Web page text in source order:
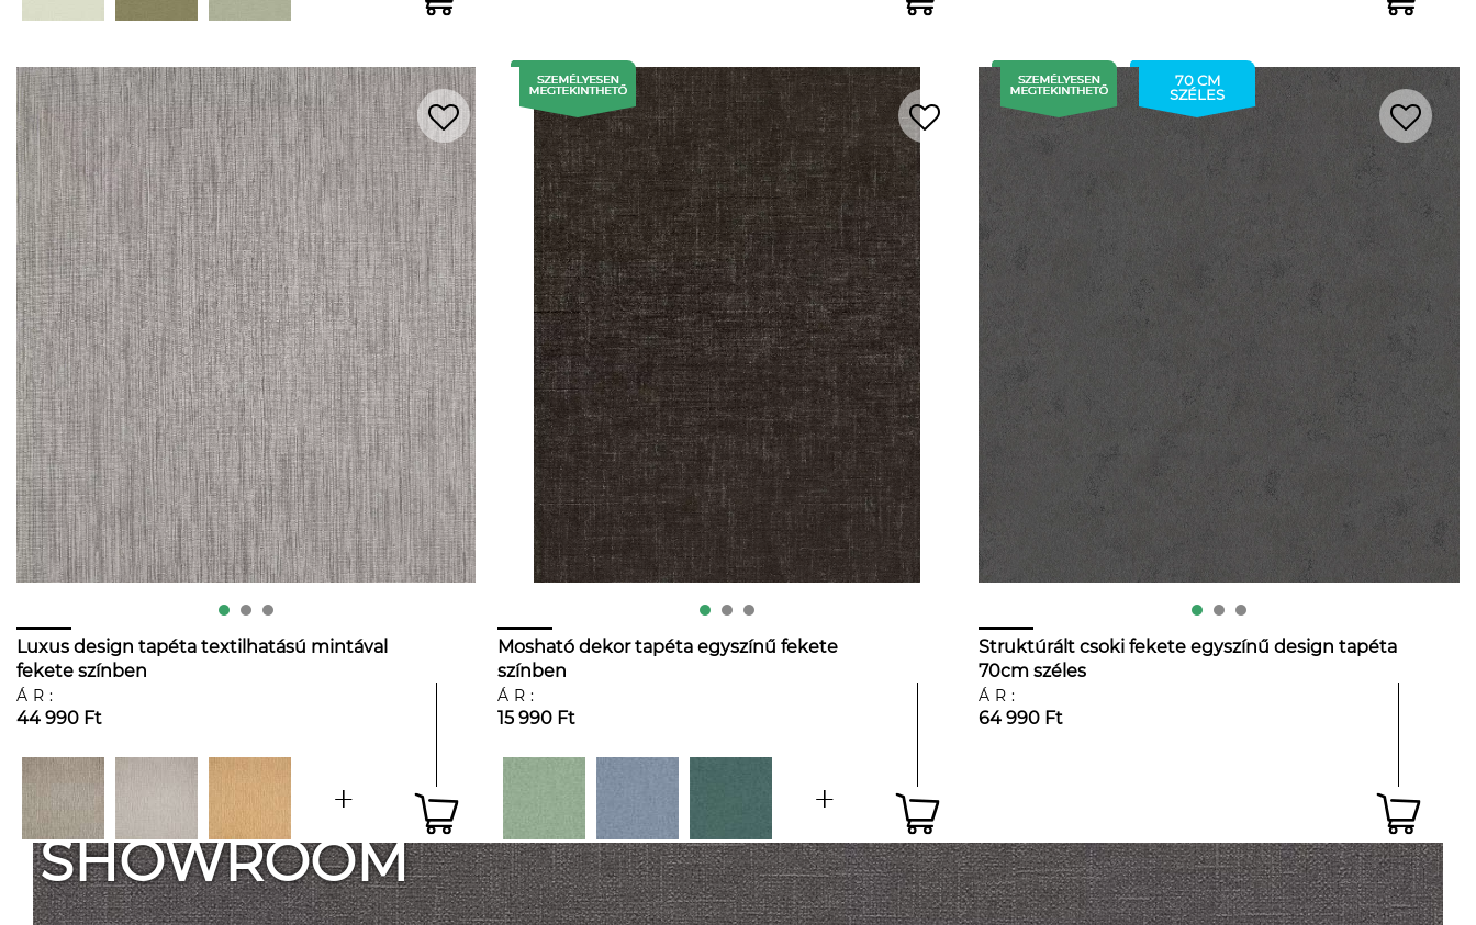
Luxus design tapéta textilhatású mintával
fekete színben
ÁR:
44 990 Ft
Mosható dekor tapéta egyszínű fekete
színben
ÁR:
15 990 Ft
70 CM
SZÉLES
Struktúrált csoki fekete egyszínű design tapéta
70cm széles
ÁR:
64 990 Ft
SHOWROOM